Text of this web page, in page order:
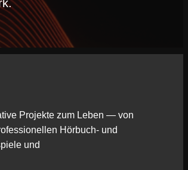
Projekte zum Leben — von
Hörbuch- und
und